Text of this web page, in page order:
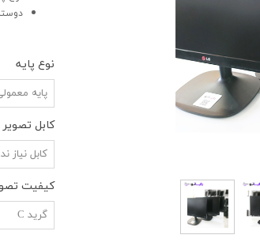
نوع پایه
پایه
کابل تصویر
کابل نیاز
کیفیت
گرید C